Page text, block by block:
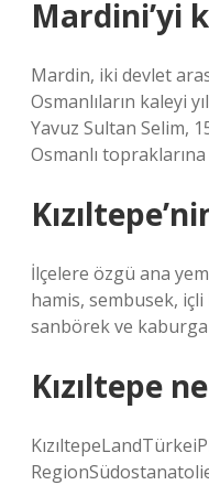
Mardini’yi
Mardin, iki devlet
Osmanlıların kaleyi
Yavuz Sultan Selim,
Osmanlı topraklarına
İlçelere özgü ana
hamis, sembusek,
sanbörek ve kaburga
Kızıltepe